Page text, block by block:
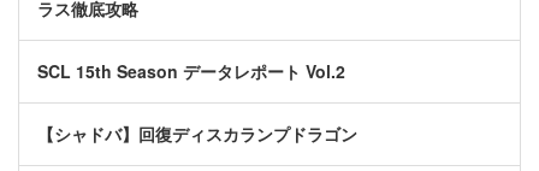
ラス徹底攻略
SCL 15th Season データレポート Vol.2
【シャドバ】回復ディスカランプドラゴン